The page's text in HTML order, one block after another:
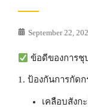
September 22,
ข้อดีของการชุ
1. ป้องกันการกัดก
เคลือบสังก